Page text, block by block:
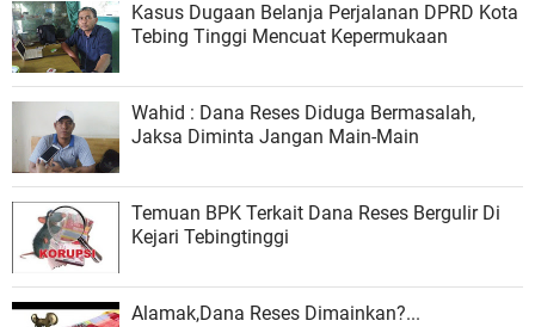
Kasus Dugaan Belanja Perjalanan DPRD Kota
Tebing Tinggi Mencuat Kepermukaan
Wahid : Dana Reses Diduga Bermasalah,
Jaksa Diminta Jangan Main-Main
Temuan BPK Terkait Dana Reses Bergulir Di
Kejari Tebingtinggi
Alamak,Dana Reses Dimainkan?...